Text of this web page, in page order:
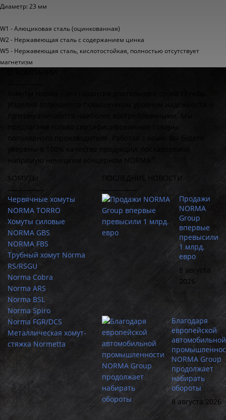
Диаметр: 23 мм
W1 - Алюциковая сталь (оцинкованная)
W2 - Нержавеющая сталь с содержанием цинка
W5 - Нержавеющая сталь, кислотостойкая, полностью отсутствует
магнетизм
поэтому считаются наиболее востребованными. Мы
предлагаем только сертифицированные товары
популярного производителя. Работая с нами, Вы будете
уверены в 100% качестве продукции, поставляемой
напрямую немецким концерном NORMA
ХОМУТЫ
Червячные хомуты
NORMA TORRO
Хомуты силовые
NORMA GBS
NORMA FBS
Трубный хомут Norma
RS/RSGU
Norma Cobra
Norma ARS
Norma BSL
Norma Spiro
Norma FGR/DCS
Металлическая хомут-
стяжка Normetta
ПОСЛЕДНИЕ НОВОСТИ
Продажи
NORMA
Group
впервые
превысили
1 млрд.
евро
8 августа
2026
Благодаря
европейской
автомобильной
NORMA Group
продолжает
набирать
обороты
8 августа 2026